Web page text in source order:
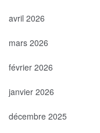
avril 2026
mars 2026
février 2026
janvier 2026
décembre 2025